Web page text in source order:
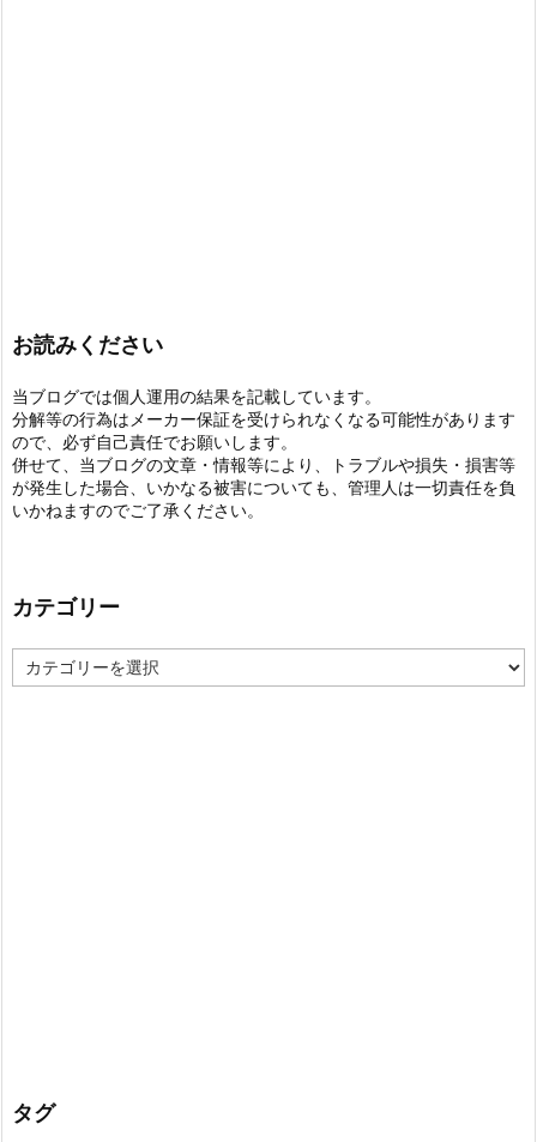
お読みください
当ブログでは個人運用の結果を記載しています。
分解等の行為はメーカー保証を受けられなくなる可能性があります
ので、必ず自己責任でお願いします。
併せて、当ブログの文章・情報等により、トラブルや損失・損害等
が発生した場合、いかなる被害についても、管理人は一切責任を負
いかねますのでご了承ください。
カテゴリー
テ
タグ